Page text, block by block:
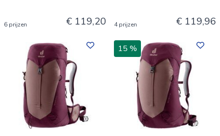
6 prijzen € 119,20 4 prijzen € 119,96
15 %